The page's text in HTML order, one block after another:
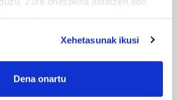
also like to:
about your geographical
Xehetasunak ikusi
Dena onartu